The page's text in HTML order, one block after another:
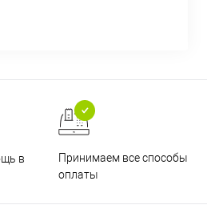
в
Принимаем все способы
оплаты